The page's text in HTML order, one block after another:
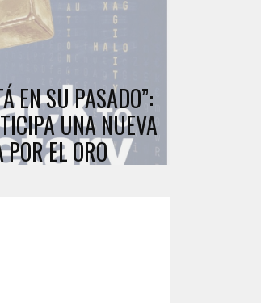
EN SU PASADO”:
UNA NUEVA
EL ORO